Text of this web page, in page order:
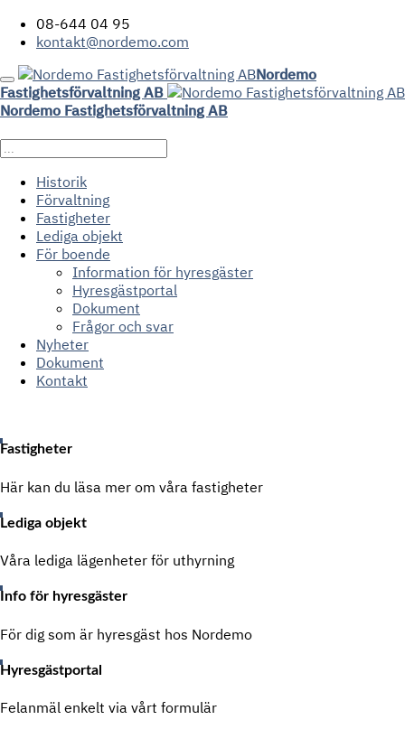
08-644 04 95
kontakt@nordemo.com
Nordemo
Fastighetsförvaltning AB
Nordemo Fastighetsförvaltning AB
Historik
Förvaltning
Fastigheter
Lediga objekt
För boende
Information för hyresgäster
Hyresgästportal
Dokument
Frågor och svar
Nyheter
Dokument
Kontakt
Fastigheter
Här kan du läsa mer om våra fastigheter
Lediga objekt
Våra lediga lägenheter för uthyrning
Info för hyresgäster
För dig som är hyresgäst hos Nordemo
Hyresgästportal
Felanmäl enkelt via vårt formulär